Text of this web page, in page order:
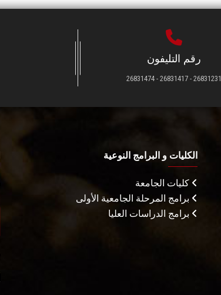
رقم التليفون
26831231 - 26831417 - 26831474
الكليات و البرامج النوعية
كليات الجامعة
برامج المرحلة الجامعية الأولى
برامج الدراسات العليا